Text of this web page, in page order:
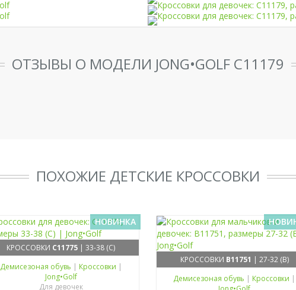
ОТЗЫВЫ О МОДЕЛИ JONG•GOLF C11179
ПОХОЖИЕ ДЕТСКИЕ КРОССОВКИ
НОВИНКА
КРОССОВКИ C11775 | 33-38 (C)
Демисезоная обувь | Кроссовки |
Jong•Golf
Для девочек
КРОССОВКИ B11751 | 27-32 (B)
Демисезоная обувь | Кроссовки |